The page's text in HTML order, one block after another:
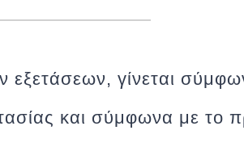
εξετάσεων, γίνεται
και σύμφωνα με το